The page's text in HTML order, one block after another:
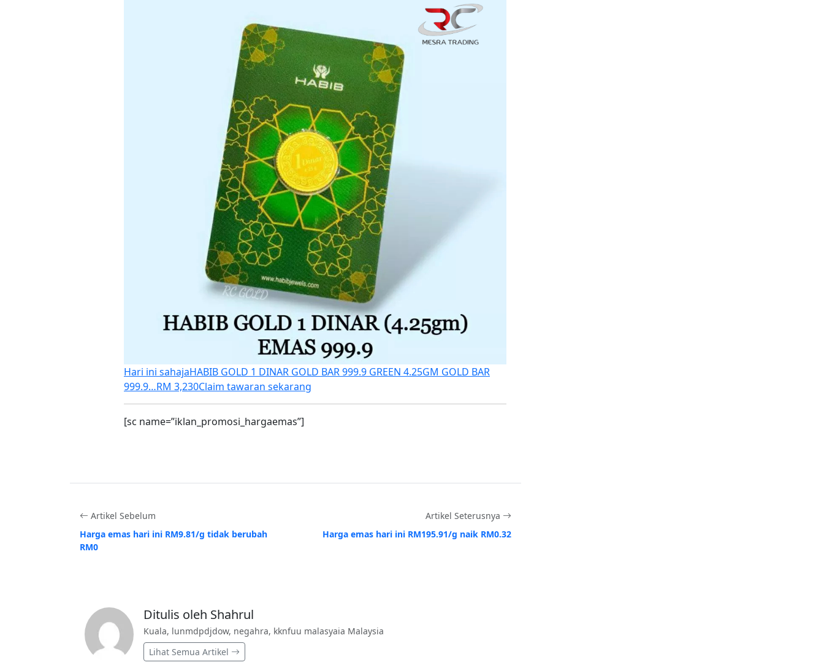
Hari ini sahajaHABIB GOLD 1 DINAR GOLD BAR 999.9 GREEN 4.25GM GOLD BAR
999.9…RM 3,230Claim tawaran sekarang
[sc name=”iklan_promosi_hargaemas”]
Artikel Sebelum
Harga emas hari ini RM9.81/g tidak berubah
RM0
Artikel Seterusnya
Harga emas hari ini RM195.91/g naik RM0.32
Ditulis oleh Shahrul
Kuala, lunmdpdjdow, negahra, kknfuu malasyaia Malaysia
Lihat Semua Artikel